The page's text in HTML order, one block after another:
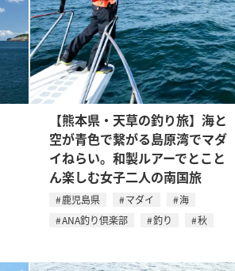
【熊本県・天草の釣り旅】海と
空が青色で繋がる島原湾でマダ
イねらい。和製ルアーでとこと
ん楽しむ女子二人の南国旅
鹿児島県 マダイ
海
ANA釣り倶楽部
釣り 秋